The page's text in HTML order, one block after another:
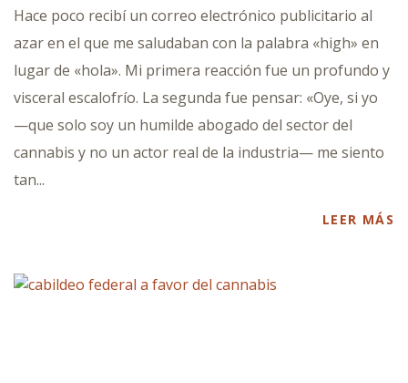
Hace poco recibí un correo electrónico publicitario al
azar en el que me saludaban con la palabra «high» en
lugar de «hola». Mi primera reacción fue un profundo y
visceral escalofrío. La segunda fue pensar: «Oye, si yo
—que solo soy un humilde abogado del sector del
cannabis y no un actor real de la industria— me siento
tan...
LEER MÁS